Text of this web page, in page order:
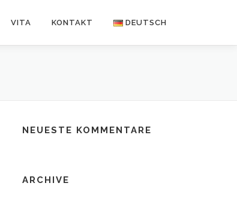
VITA KONTAKT DEUTSCH
NEUESTE KOMMENTARE
ARCHIVE